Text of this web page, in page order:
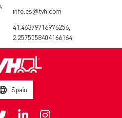
info.es@tvh.com
41.46379716976256,
2.2575058404166164
Spain